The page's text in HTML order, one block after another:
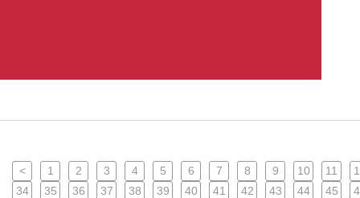
< 1 2 3 4 5 6 7 8 9 10 11
34
35 36 37 38 39 40 41 42 43 44 45